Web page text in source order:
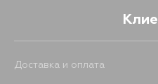
Доставка и оплата